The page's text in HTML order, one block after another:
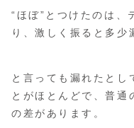
“ほぼ”とつけたのは、
り、激しく振ると多少
と言っても漏れたとし
とがほとんどで、普通
の差があります。